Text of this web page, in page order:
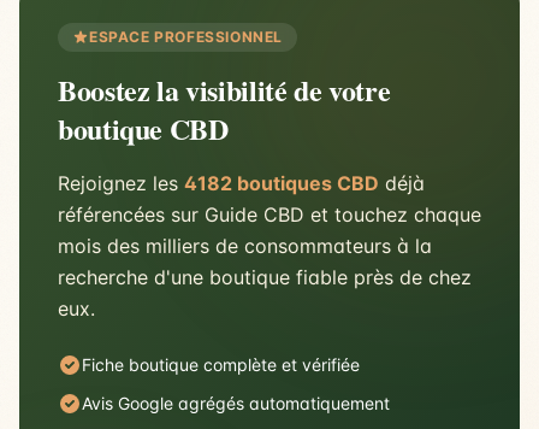
ESPACE PROFESSIONNEL
Boostez la visibilité de votre
boutique CBD
Rejoignez les 4182 boutiques CBD déjà
référencées sur Guide CBD et touchez chaque
mois des milliers de consommateurs à la
recherche d'une boutique fiable près de chez
eux.
Fiche boutique complète et vérifiée
Avis Google agrégés automatiquement